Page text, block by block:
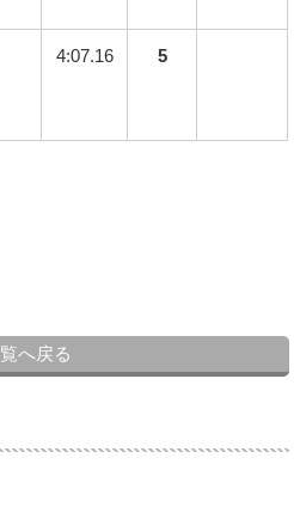
4:07.16 5
へ戻る